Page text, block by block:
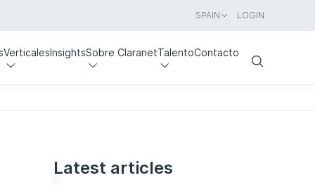
SPAIN LOGIN
VerticalesInsightsSobre ClaranetTalentoContacto
Search
Latest articles